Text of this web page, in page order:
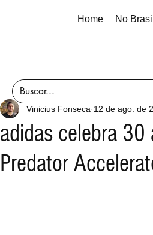
Home No Brasil
adidas celebra
Predator
Vinicius Fonseca 12 de ago. de